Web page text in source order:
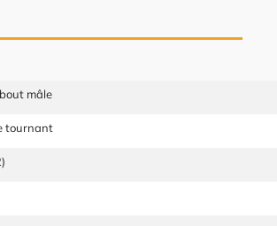
mâle
tournant